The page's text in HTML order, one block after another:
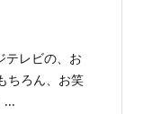
テレビの、お
ちろん、お笑
...